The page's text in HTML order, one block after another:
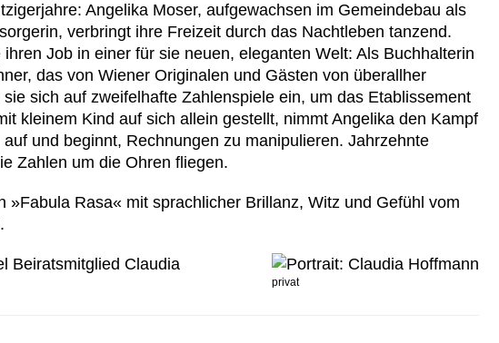
Angelika Moser, aufgewachsen im Gemeindebau als
verbringt ihre Freizeit durch das Nachtleben tanzend.
Job in einer für sie neuen, eleganten Welt: Als Buchhalterin
das von Wiener Originalen und Gästen von überallher
sich auf zweifelhafte Zahlenspiele ein, um das Etablissement
kleinem Kind auf sich allein gestellt, nimmt Angelika den Kampf
und beginnt, Rechnungen zu manipulieren. Jahrzehnte
Zahlen um die Ohren fliegen.
»Fabula Rasa« mit sprachlicher Brillanz, Witz und Gefühl vom
privat
Beiratsmitglied Claudia